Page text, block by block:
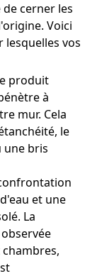
cerner les
Voici
lesquelles vos
produit
à
mur. Cela
le
une bris
et une
La